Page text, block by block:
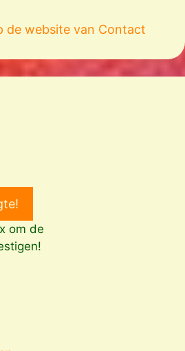
de website van Contact
om de